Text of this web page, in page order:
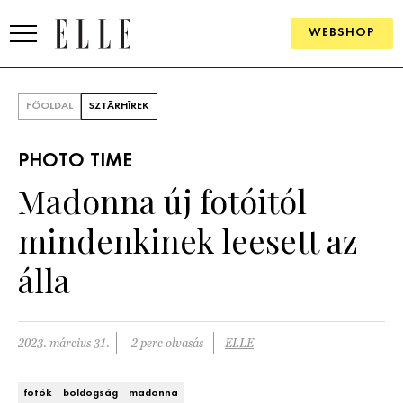
WEBSHOP
SZÉPSÉG
ÉLETMÓD
PÁRKAPCSOLAT
FŐOLDAL SZTÁRHÍREK
PHOTO TIME
Madonna új fotóitól
mindenkinek leesett az
álla
2023. március 31. 2 perc olvasás ELLE
fotók boldogság madonna